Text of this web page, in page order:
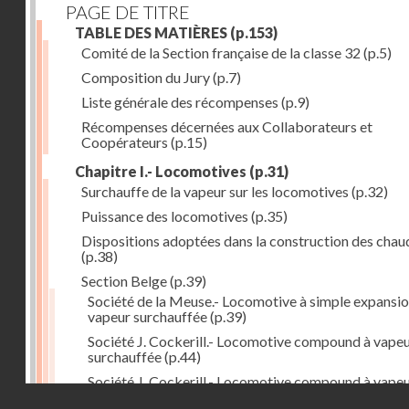
PAGE DE TITRE
TABLE DES MATIÈRES (p.153)
Comité de la Section française de la classe 32 (p.5)
Composition du Jury(p.7)
Liste générale des récompenses (p.9)
Récompenses décernées aux Collaborateurs et
Coopérateurs (p.15)
Chapitre I.- Locomotives (p.31)
Surchauffe de la vapeur sur les locomotives (p.32)
Puissance des locomotives (p.35)
Dispositions adoptées dans la construction des
(p.38)
Section Belge(p.39)
Société de la Meuse.- Locomotive à simple
vapeur surchauffée(p.39)
Société J. Cockerill.- Locomotive compound à
surchauffée(p.44)
Société J. Cockerill.- Locomotive compound à